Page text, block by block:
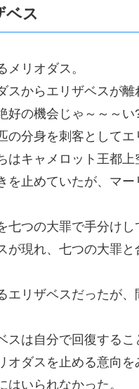
ベス
リオダス。
からエリザベスが離
好の機会じゃ～～～い?
分身を刺客としてエ
キャメロット王都上
を止めていたが、マ
つの大罪で手分けし
現れ、七つの大罪と
エリザベスだったが
は自分で回復するこ
ダスを止める意向を
いられなかった。